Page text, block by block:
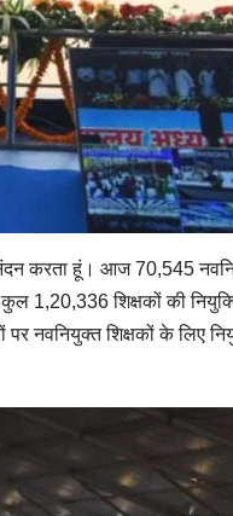
करता हूं। आज 70,545
कुल 1,20,336 शिक्षकों की
नवनियुक्त शिक्षकों के लिए